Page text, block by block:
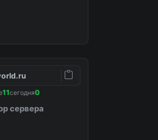
11сегодня0
сервера